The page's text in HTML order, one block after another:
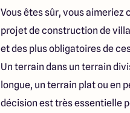
Vous êtes sûr, vous
projet de construction de
et des plus obligatoires de
Un terrain dans un terrain
longue, un terrain plat ou en
décision est très essentielle